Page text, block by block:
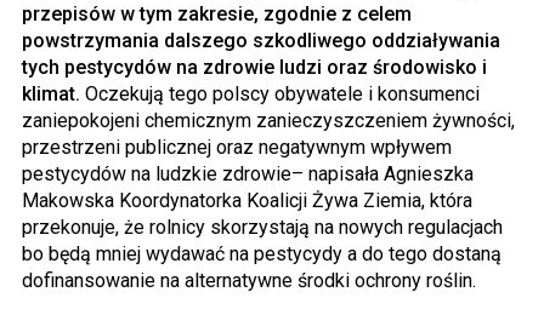
przepisów w tym zakresie, zgodnie z celem
powstrzymania dalszego szkodliwego oddziaływania
tych pestycydów na zdrowie ludzi oraz środowisko i
klimat. Oczekują tego polscy obywatele i konsumenci
zaniepokojeni chemicznym zanieczyszczeniem żywności,
przestrzeni publicznej oraz negatywnym wpływem
pestycydów na ludzkie zdrowie– napisała Agnieszka
Makowska Koordynatorka Koalicji Żywa Ziemia, która
przekonuje, że rolnicy skorzystają na nowych regulacjach
bo będą mniej wydawać na pestycydy a do tego dostaną
dofinansowanie na alternatywne środki ochrony roślin.